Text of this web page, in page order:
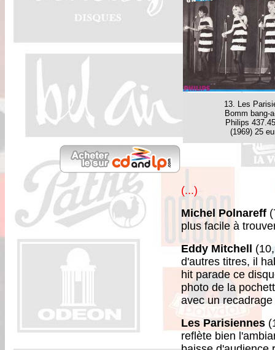
13. Les
Bomm bang-
Philips
(1969) 25
(...)
Michel Polnareff
plus facile à
Eddy Mitchell
d'autres titres, il
hit parade ce
photo de la
avec un
Les Parisiennes
reflète bien